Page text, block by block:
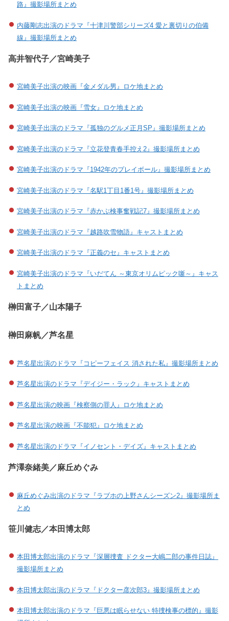
路』撮影場所まとめ
内藤剛志出演のドラマ『十津川警部シリーズ4 愛と裏切りの伯備
線』撮影場所まとめ
高井智代子／宮崎美子
宮崎美子出演の映画『金メダル男』ロケ地まとめ
宮崎美子出演の映画『雪女』ロケ地まとめ
宮崎美子出演のドラマ『孤独のグルメ正月SP』撮影場所まとめ
宮崎美子出演のドラマ『立花登青春手控え2』撮影場所まとめ
宮崎美子出演のドラマ『1942年のプレイボール』撮影場所まとめ
宮崎美子出演のドラマ『名駅1丁目1番1号』撮影場所まとめ
宮崎美子出演のドラマ『赤かぶ検事奮戦記7』撮影場所まとめ
宮崎美子出演のドラマ『越路吹雪物語』キャストまとめ
宮崎美子出演のドラマ『正義のセ』キャストまとめ
宮崎美子出演のドラマ『いだてん ～東京オリムピック噺～』キャス
トまとめ
榊田富子／山本陽子
榊田麻帆／芦名星
芦名星出演のドラマ『コピーフェイス 消された私』撮影場所まとめ
芦名星出演のドラマ『デイジー・ラック』キャストまとめ
芦名星出演の映画『検察側の罪人』ロケ地まとめ
芦名星出演の映画『不能犯』ロケ地まとめ
芦名星出演のドラマ『イノセント・デイズ』キャストまとめ
芦澤奈緒美／麻丘めぐみ
麻丘めぐみ出演のドラマ『ラブホの上野さんシーズン2』撮影場所ま
とめ
笹川健志／本田博太郎
本田博太郎出演のドラマ『深層捜査 ドクター大嶋二郎の事件日誌』
撮影場所まとめ
本田博太郎出演のドラマ『ドクター彦次郎3』撮影場所まとめ
本田博太郎出演のドラマ『巨悪は眠らせない 特捜検事の標的』撮影